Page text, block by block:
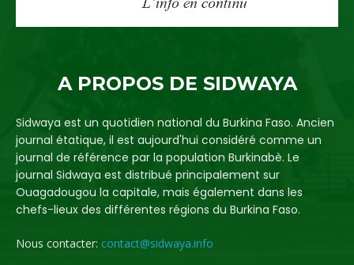
A PROPOS DE SIDWAYA
Sidwaya est un quotidien national du Burkina Faso. Ancien
journal étatique, il est aujourd'hui considéré comme un
journal de référence par la population Burkinabè. Le
journal Sidwaya est distribué principalement sur
Ouagadougou la capitale, mais également dans les
chefs-lieux des différentes régions du Burkina Faso.
Nous contacter: contact@sidwaya.info